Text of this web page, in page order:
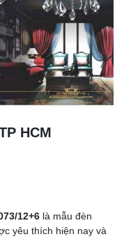
HCM
12+6 là mẫu đèn
yêu thích hiện nay và